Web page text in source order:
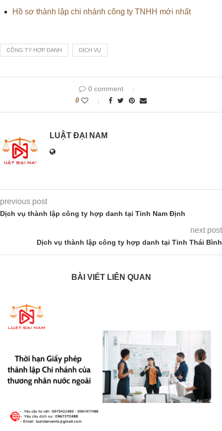
Hồ sơ thành lập chi nhánh công ty TNHH mới nhất
CÔNG TY HỢP DANH DỊCH VỤ
0 comment
0
LUẬT ĐẠI NAM
previous post
Dịch vụ thành lập công ty hợp danh tại Tỉnh Nam Định
next post
Dịch vụ thành lập công ty hợp danh tại Tỉnh Thái Bình
BÀI VIẾT LIÊN QUAN